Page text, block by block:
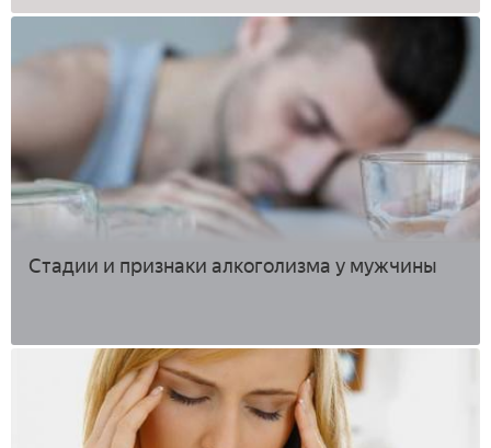
Стадии и признаки алкоголизма у мужчины